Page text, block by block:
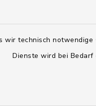
wir technisch
Dienste wird bei